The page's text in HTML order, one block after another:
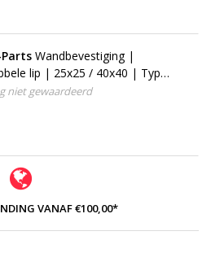
Wandbevestiging |
lip | 25x25 / 40x40 | Type
niet gewaardeerd
VANAF €100,00*